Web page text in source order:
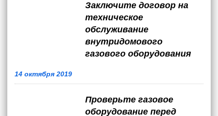
Заключите договор на
техническое
обслуживание
внутридомового
газового оборудования
14 октября 2019
Проверьте газовое
оборудование перед